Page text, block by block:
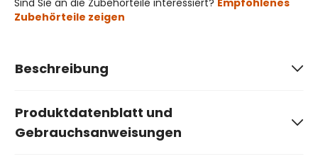
Sind Sie an die Zubehörteile interessiert? Empfohlenes
Zubehörteile zeigen
Beschreibung
Produktdatenblatt und
Gebrauchsanweisungen